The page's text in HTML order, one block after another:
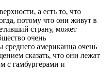
а есть то, что
потому что они живут в
страну, может
очень
американца очень
сказать, что они лежат
с гамбургерами и